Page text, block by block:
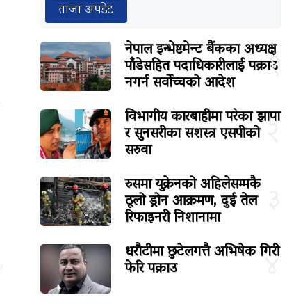
ताजा अपडेट
१
नेपाल इन्भेष्टमेन्ट बैंकका अध्यक्ष
पाँडेसहित पदाधिकारीलाई पक्राउ
नगर्न सर्वोच्चको आदेश
२
विभागीय कारबाहीमा परेका झापा
र सुनसरीका सशस्त्र एसपीको
सरुवा
रुसमा युक्रेनको अहिलेसम्मकै
ठूलो ड्रोन आक्रमण, दुई तेल
रिफाइनरी निशानामा
४
धरौटीमा छुटेलगत्तै अभिषेक गिरी
फेरि पक्राउ